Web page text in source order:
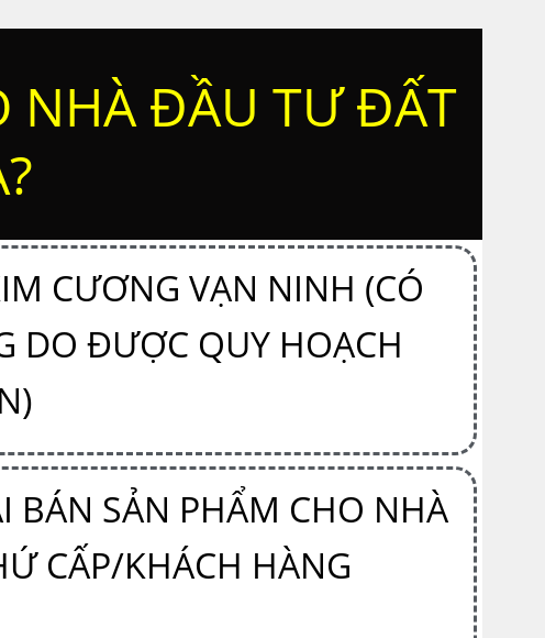
NHÀ ĐẦU TƯ ĐẤT
CƯƠNG VẠN NINH (CÓ
DO ĐƯỢC QUY HOẠCH
BÁN SẢN PHẨM CHO NHÀ
CẤP/KHÁCH HÀNG